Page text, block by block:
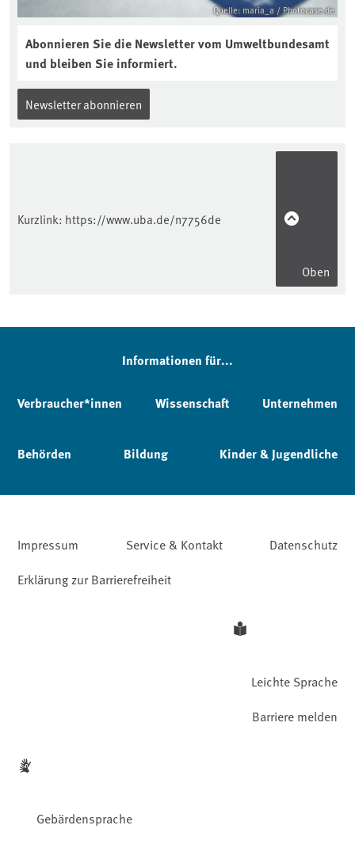
Quelle: maria_a / Photocase.de
Abonnieren Sie die Newsletter vom Umweltbundesamt
und bleiben Sie informiert.
Newsletter abonnieren
Kurzlink: https://www.uba.de/n7756de
Oben
Informationen für...
Verbraucher*innen Wissenschaft Unternehmen
Behörden Bildung Kinder & Jugendliche
Impressum Service & Kontakt
Datenschutz
Erklärung zur Barrierefreiheit
Leichte Sprache
Gebärdensprache
Barriere melden